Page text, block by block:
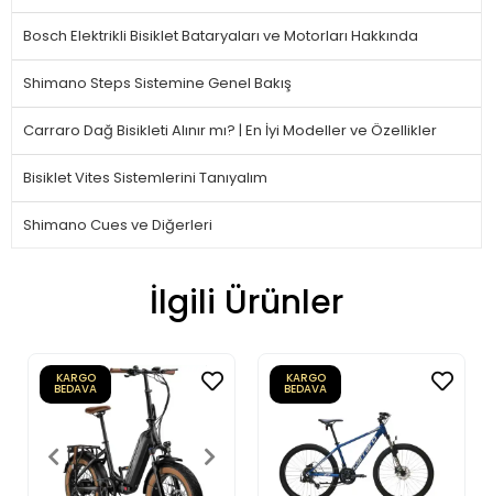
Bosch Elektrikli Bisiklet Bataryaları ve Motorları Hakkında
Shimano Steps Sistemine Genel Bakış
Carraro Dağ Bisikleti Alınır mı? | En İyi Modeller ve Özellikler
Bisiklet Vites Sistemlerini Tanıyalım
Shimano Cues ve Diğerleri
İlgili Ürünler
KARGO
BEDAVA
KARGO
BEDAVA